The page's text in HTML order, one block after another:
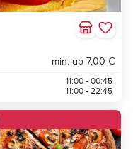
min. ab 7,00 €
11:00 - 00:45
11:00 - 22:45